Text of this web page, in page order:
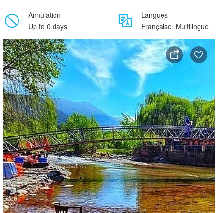
Annulation
Up to 0 days
Langues
Française, Multilingue